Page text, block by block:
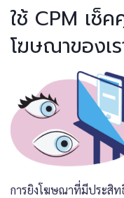
ใช้ CPM เช็
โฆษณาของเ
การยิงโฆษณาที่มีประสิ